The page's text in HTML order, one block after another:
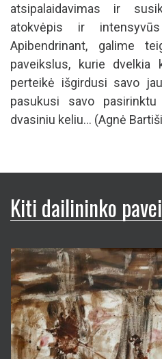
atsipalaidavimas ir
atokvėpis ir
Apibendrinant, galime
paveikslus, kurie dvelkia
perteikė išgirdusi savo
pasukusi savo pasirinktu
dvasiniu keliu... (Agnė
Kiti dailininko